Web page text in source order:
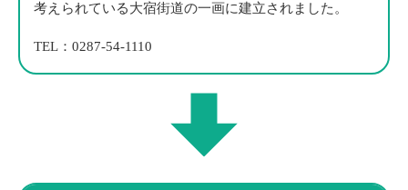
考えられている大宿街道の一画に建立されました。
TEL：0287-54-1110